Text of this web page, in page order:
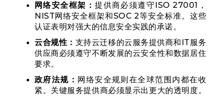
网络安全框架：提供商必须遵守ISO 27001，
NIST网络安全框架和SOC 2等安全标准。这些
认证表明对强大的信息安全实践的承诺。
云合规性： 支持云迁移的云服务提供商和IT服务
供应商必须遵守不断发展的云安全性和数据居住
要求。
政府法规： 网络安全规则在全球范围内都在收
紧。关键服务提供商必须显示出更大的透明度。